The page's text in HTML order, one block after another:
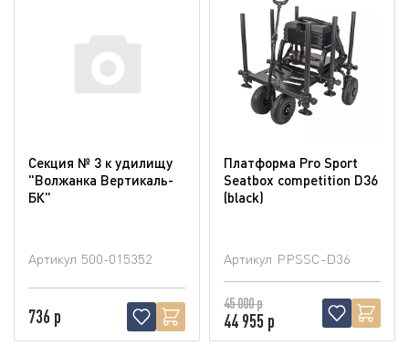
Секция № 3 к удилищу
"Волжанка Вертикаль-
БК"
Артикул 500-015352
736 р
Платформа Pro Sport
Seatbox competition D36
(blaсk)
Артикул PPSSC-D36
45 000 р
44 955 р